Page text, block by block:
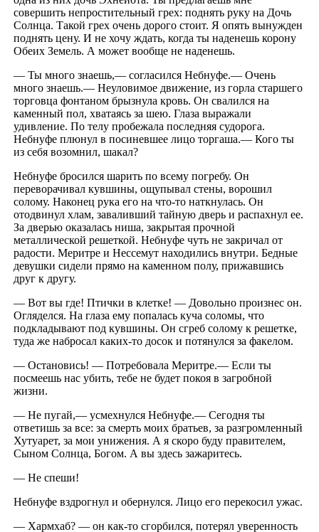
совершить непростительный грех: поднять руку на Дочь
Солнца. Такой грех очень дорого стоит. Я опять вынужден
поднять цену. И не хочу ждать, когда ты наденешь корону
Обеих Земель. А может вообще не наденешь.
— Ты много знаешь,— согласился Небнуфе.— Очень
много знаешь.— Неуловимое движение, из горла старшего
торговца фонтаном брызнула кровь. Он свалился на
каменный пол, хватаясь за шею. Глаза выражали
удивление. По телу пробежала последняя судорога.
Небнуфе плюнул в посиневшее лицо торгаша.— Кого ты
из себя возомнил, шакал?
Небнуфе бросился шарить по всему погребу. Он
переворачивал кувшины, ощупывал стены, ворошил
солому. Наконец рука его на что-то наткнулась. Он
отодвинул хлам, заваливший тайную дверь и распахнул ее.
За дверью оказалась ниша, закрытая прочной
металлической решеткой. Небнуфе чуть не закричал от
радости. Меритре и Нессемут находились внутри. Бедные
девушки сидели прямо на каменном полу, прижавшись
друг к другу.
— Вот вы где! Птички в клетке! — Довольно произнес он.
Огляделся. На глаза ему попалась куча соломы, что
подкладывают под кувшины. Он сгреб солому к решетке,
туда же набросал каких-то досок и потянулся за факелом.
— Остановись! — Потребовала Меритре.— Если ты
посмеешь нас убить, тебе не будет покоя в загробной
жизни.
— Не пугай,— усмехнулся Небнуфе.— Сегодня ты
ответишь за все: за смерть моих братьев, за разгромленный
Хутуарет, за мои унижения. А я скоро буду правителем,
Сыном Солнца, Богом. А вы здесь зажаритесь.
— Не спеши!
Небнуфе вздрогнул и обернулся. Лицо его перекосил ужас.
— Хармхаб? — он как-то сгорбился, потерял уверенность